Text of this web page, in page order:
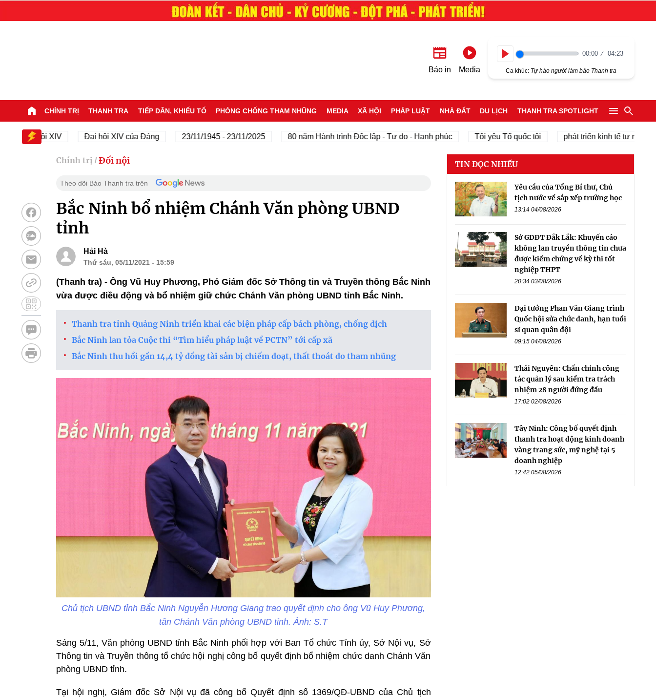
Báo in Media
00:00 04:23
Ca khúc: Tự hào người làm báo Thanh tra
CHÍNH TRỊ THANH TRA TIẾP DÂN, KHIẾU TỐ PHÒNG CHỐNG THAM NHŨNG MEDIA XÃ HỘI PHÁP LUẬT NHÀ ĐẤT DU LỊCH THANH TRA SPOTLIGHT
hội XIV Đại hội XIV của Đảng 23/11/1945 - 23/11/2025 80 năm Hành trình Độc lập - Tự do - Hạnh phúc Tôi yêu Tổ quốc tôi phát triển kinh tế tư nhân
Chính trị / Đối nội
Theo dõi Báo Thanh tra trên
Bắc Ninh bổ nhiệm Chánh Văn phòng UBND
tỉnh
Hải Hà
Thứ sáu, 05/11/2021 - 15:59
(Thanh tra) - Ông Vũ Huy Phương, Phó Giám đốc Sở Thông tin và Truyền thông Bắc Ninh
vừa được điều động và bổ nhiệm giữ chức Chánh Văn phòng UBND tỉnh Bắc Ninh.
Thanh tra tỉnh Quảng Ninh triển khai các biện pháp cấp bách phòng, chống dịch
Bắc Ninh lan tỏa Cuộc thi “Tìm hiểu pháp luật về PCTN” tới cấp xã
Bắc Ninh thu hồi gần 14,4 tỷ đồng tài sản bị chiếm đoạt, thất thoát do tham nhũng
Chủ tịch UBND tỉnh Bắc Ninh Nguyễn Hương Giang trao quyết định cho ông Vũ Huy Phương,
tân Chánh Văn phòng UBND tỉnh. Ảnh: S.T
Sáng 5/11, Văn phòng UBND tỉnh Bắc Ninh phối hợp với Ban Tổ chức Tỉnh ủy, Sở Nội vụ, Sở
Thông tin và Truyền thông tổ chức hội nghị công bố quyết định bổ nhiệm chức danh Chánh Văn
phòng UBND tỉnh.
Tại hội nghị, Giám đốc Sở Nội vụ đã công bố Quyết định số 1369/QĐ-UBND của Chủ tịch
TIN ĐỌC NHIỀU
Yêu cầu của Tổng Bí thư, Chủ
tịch nước về sắp xếp trường học
13:14 04/08/2026
Sở GDĐT Đắk Lắk: Khuyến cáo
không lan truyền thông tin chưa
được kiểm chứng về kỳ thi tốt
nghiệp THPT
20:34 03/08/2026
Đại tướng Phan Văn Giang trình
Quốc hội sửa chức danh, hạn tuổi
sĩ quan quân đội
09:15 04/08/2026
Thái Nguyên: Chấn chỉnh công
tác quản lý sau kiểm tra trách
nhiệm 28 người đứng đầu
17:02 02/08/2026
Tây Ninh: Công bố quyết định
thanh tra hoạt động kinh doanh
vàng trang sức, mỹ nghệ tại 5
doanh nghiệp
12:42 05/08/2026